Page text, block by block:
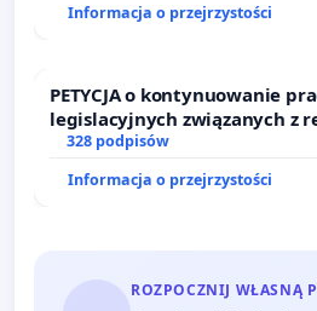
sędziów
Informacja o przejrzystości
PETYCJA o kontynuowanie
legislacyjnych związanych z
prawa rodzinnego
328 podpisów
Informacja o przejrzystości
ROZPOCZNIJ WŁASNĄ